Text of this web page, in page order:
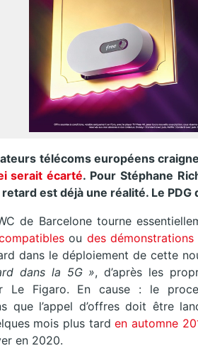
télécoms européens
serait écarté. Pour Stéphane
est déjà une réalité. Le PDG
de Barcelone tourne
ou des
dans le déploiement de cette
dans la 5G », d’après les
Le Figaro. En cause : le
que l’appel d’offres doit être
mois plus tarden automne
en 2020.